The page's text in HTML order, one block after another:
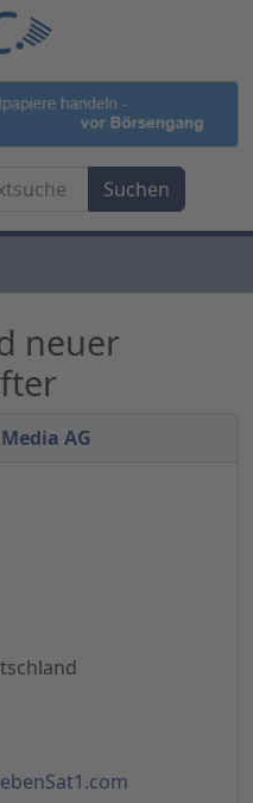
neuer
AG